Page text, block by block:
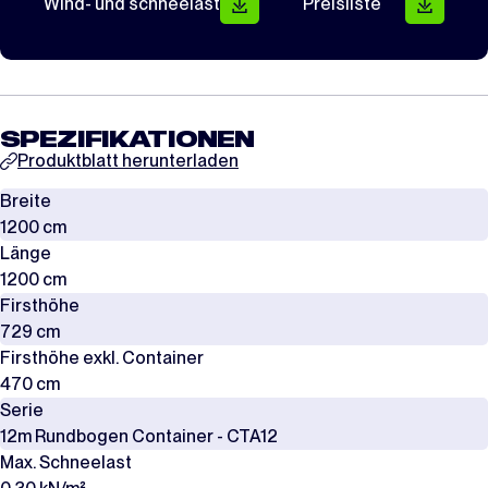
SPEZIFIKATIONEN
Produktblatt herunterladen
Breite
1200 cm
Länge
1200 cm
Firsthöhe
729 cm
Firsthöhe exkl. Container
470 cm
Serie
12m Rundbogen Container - CTA12
Max. Schneelast